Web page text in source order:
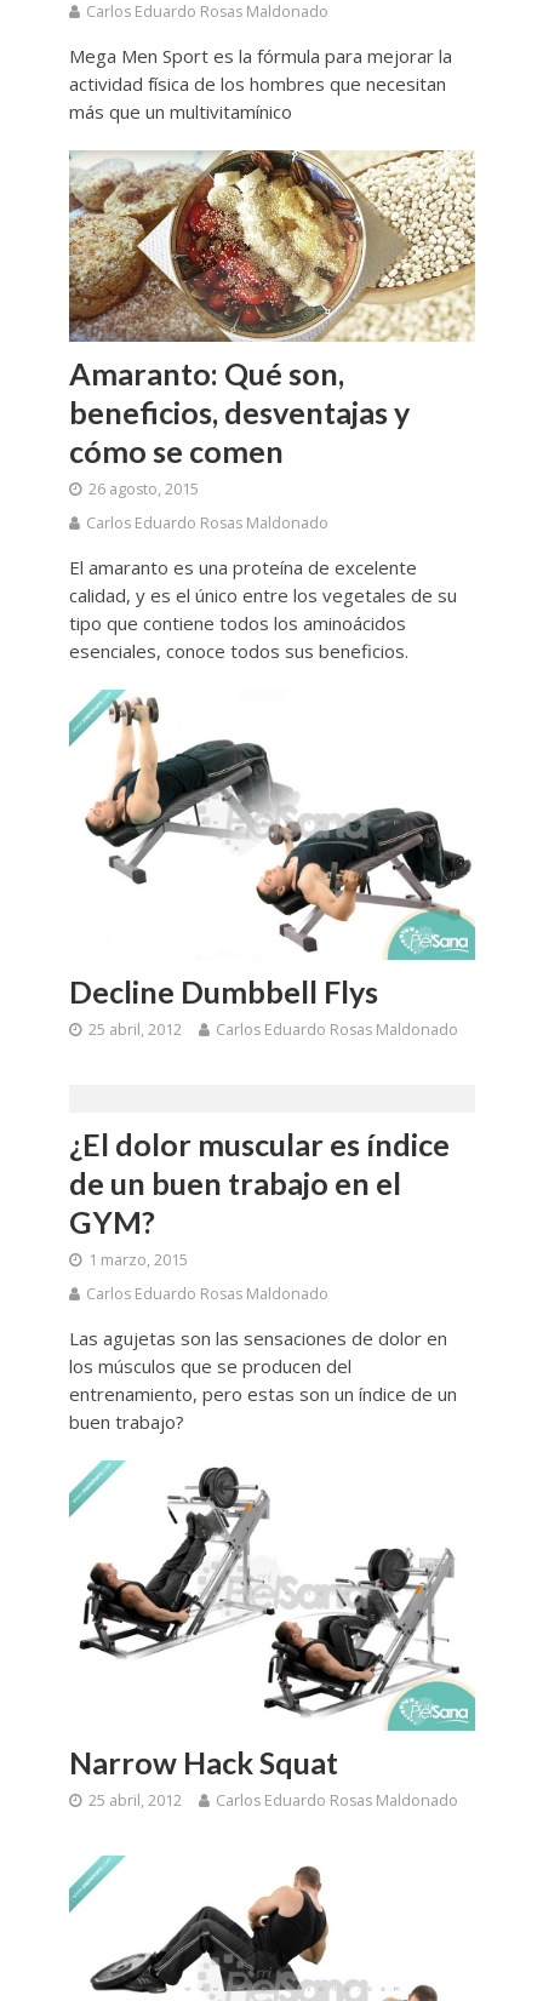
Carlos Eduardo Rosas Maldonado
Mega Men Sport es la fórmula para mejorar la
actividad física de los hombres que necesitan
más que un multivitamínico
Amaranto: Qué son,
beneficios, desventajas y
cómo se comen
26 agosto, 2015
Carlos Eduardo Rosas Maldonado
El amaranto es una proteína de excelente
calidad, y es el único entre los vegetales de su
tipo que contiene todos los aminoácidos
esenciales, conoce todos sus beneficios.
Decline Dumbbell Flys
25 abril, 2012 Carlos Eduardo Rosas Maldonado
¿El dolor muscular es índice
de un buen trabajo en el
GYM?
1 marzo, 2015
Carlos Eduardo Rosas Maldonado
Las agujetas son las sensaciones de dolor en
los músculos que se producen del
entrenamiento, pero estas son un índice de un
buen trabajo?
Narrow Hack Squat
25 abril, 2012 Carlos Eduardo Rosas Maldonado